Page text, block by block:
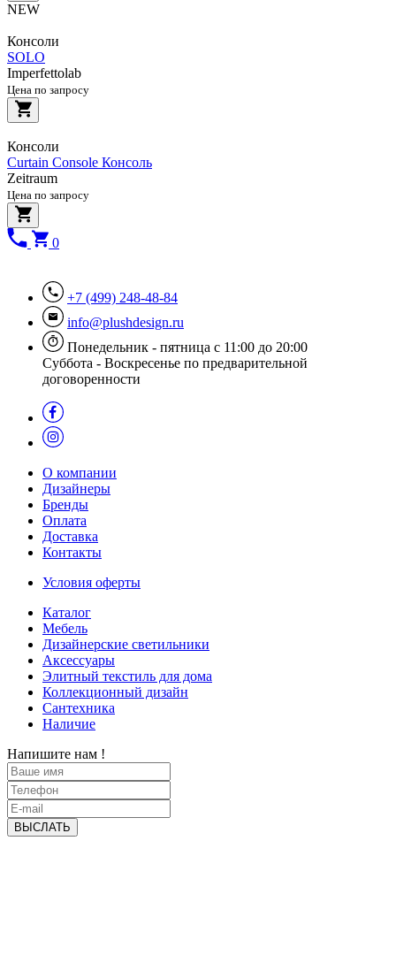
NEW
Консоли
SOLO
Imperfettolab
Цена по запросу
Консоли
Curtain Console Консоль
Zeitraum
Цена по запросу
0
+7 (499) 248-48-84
info@plushdesign.ru
Понедельник - пятница с 11:00 до 20:00
Суббота - Воскресенье по предварительной
договоренности
О компании
Дизайнеры
Бренды
Оплата
Доставка
Контакты
Условия оферты
Каталог
Мебель
Дизайнерские светильники
Аксессуары
Элитный текстиль для дома
Коллекционный дизайн
Сантехника
Наличие
Напишите нам !
ВЫСЛАТЬ